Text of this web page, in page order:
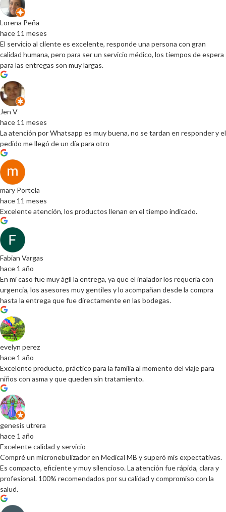
Lorena Peña
hace 11 meses
El servicio al cliente es excelente, responde una persona con gran
calidad humana, pero para ser un servicio médico, los tiempos de espera
para las entregas son muy largas.
Jen V
hace 11 meses
La atención por Whatsapp es muy buena, no se tardan en responder y el
pedido me llegó de un día para otro
mary Portela
hace 11 meses
Excelente atención, los productos llenan en el tiempo indicado.
Fabian Vargas
hace 1 año
En mi caso fue muy ágil la entrega, ya que el inalador los requería con
urgencia, los asesores muy gentiles y lo acompañan desde la compra
hasta la entrega que fue directamente en las bodegas.
evelyn perez
hace 1 año
Excelente producto, práctico para la familia al momento del viaje para
niños con asma y que queden sin tratamiento.
genesis utrera
hace 1 año
Excelente calidad y servicio
Compré un micronebulizador en Medical MB y superó mis expectativas.
Es compacto, eficiente y muy silencioso. La atención fue rápida, clara y
profesional. 100% recomendados por su calidad y compromiso con la
salud.